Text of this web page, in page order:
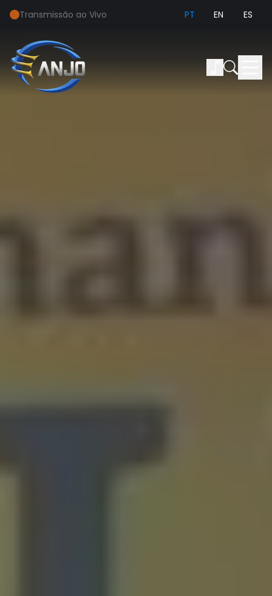
Transmissão ao Vivo PT EN ES